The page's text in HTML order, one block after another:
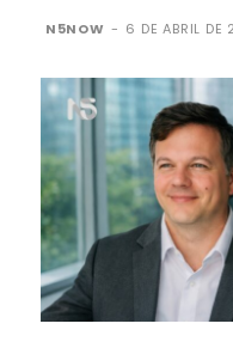
N5NOW - 6 DE ABRIL DE